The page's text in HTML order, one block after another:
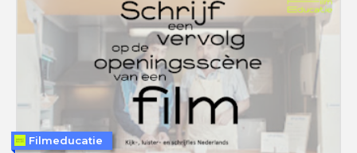
Filmeducatie